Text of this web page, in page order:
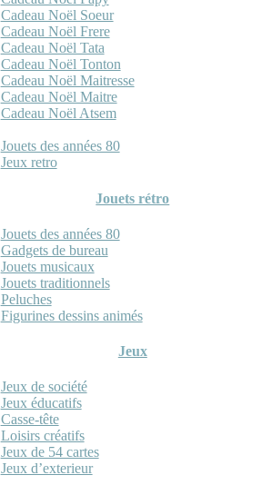
Cadeau Noël Soeur
Cadeau Noël Frere
Cadeau Noël Tata
Cadeau Noël Tonton
Cadeau Noël Maitresse
Cadeau Noël Maitre
Cadeau Noël Atsem
Jouets des années 80
Jeux retro
Jouets rétro
Jouets des années 80
Gadgets de bureau
Jouets musicaux
Jouets traditionnels
Peluches
Figurines dessins animés
Jeux
Jeux de société
Jeux éducatifs
Casse-tête
Loisirs créatifs
Jeux de 54 cartes
Jeux d’exterieur